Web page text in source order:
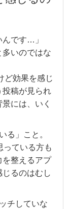
んです…」
いのではな
ど効果を感じ
投稿が見られ
には、いく
る」こと。
っている方も
を整えるアプ
るのはむし
チしていな